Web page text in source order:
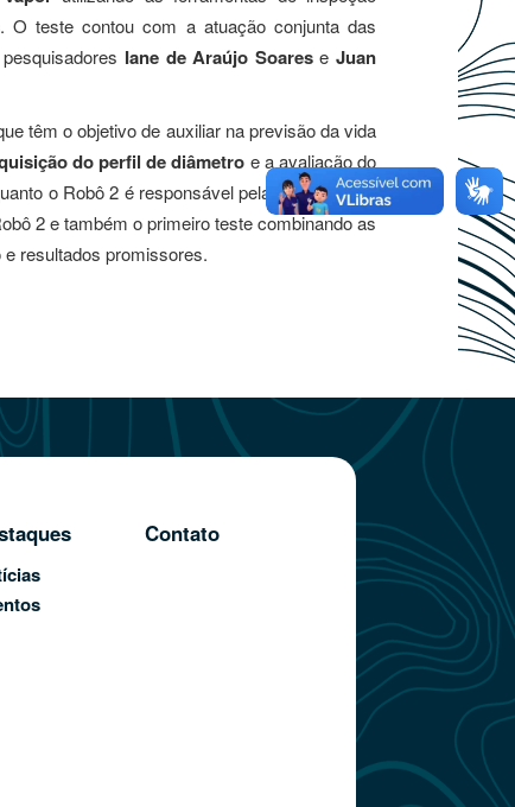
. O teste contou com a atuação conjunta das
Iane de Araújo Soarese Juan
têm o objetivo de auxiliar na previsão da vida
do perfil de diâmetro e a avaliação do
o Robô 2 é responsável pela detecção de
2 e também o primeiro teste combinando as
resultados promissores.
Contato